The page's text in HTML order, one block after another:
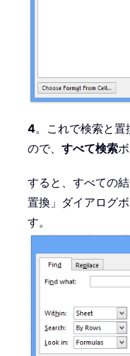
4。これで検索と
ので、 すべて検索
すると、すべての
置換」ダイアログ
す。